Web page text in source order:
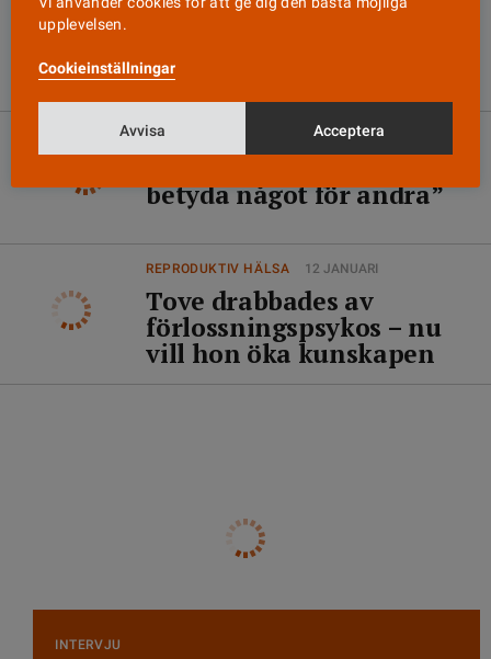
världen”
INTERVJU
betyda något för andra”
REPRODUKTIV HÄLSA 12 JANUARI
Tove drabbades av
förlossningspsykos – nu
vill hon öka kunskapen
INTERVJU
upplevelsen.
Cookieinställningar
Avvisa Acceptera